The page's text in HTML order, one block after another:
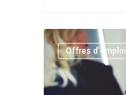
Offres d'emploi